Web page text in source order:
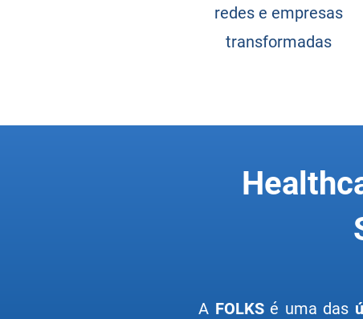
redes e empresas
transformadas
A FOLKSé uma das